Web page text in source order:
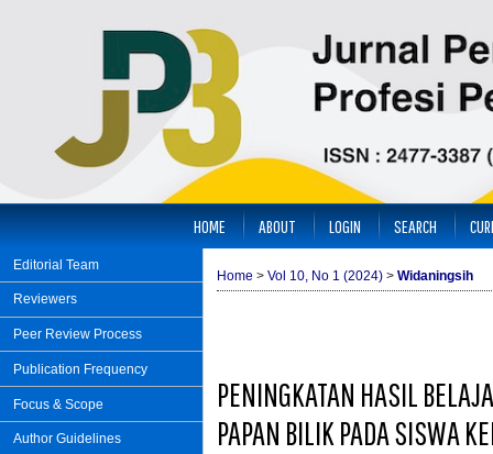
Editorial Team
Reviewers
Peer Review Process
Publication Frequency
Focus & Scope
Author Guidelines
HOME ABOUT LOGIN SEARCH
Home > Vol 10, No 1 (2024) > Widaningsih
PENINGKATAN HASIL
PAPAN BILIK PADA SISWA